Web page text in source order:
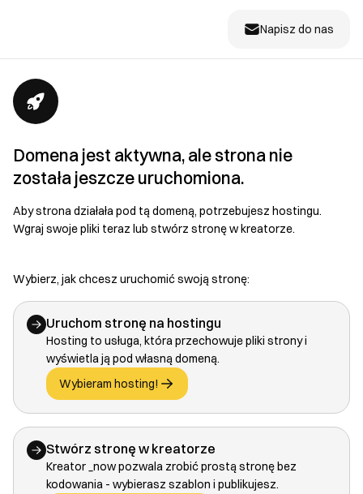
Napisz do nas
Domena jest aktywna, ale strona nie
została jeszcze uruchomiona.
Aby strona działała pod tą domeną, potrzebujesz hostingu.
Wgraj swoje pliki teraz lub stwórz stronę w kreatorze.
Wybierz, jak chcesz uruchomić swoją stronę:
Uruchom stronę na hostingu
Hosting to usługa, która przechowuje pliki strony i
wyświetla ją pod własną domeną.
Wybieram hosting!
Stwórz stronę w kreatorze
Kreator _now pozwala zrobić prostą stronę bez
kodowania - wybierasz szablon i publikujesz.